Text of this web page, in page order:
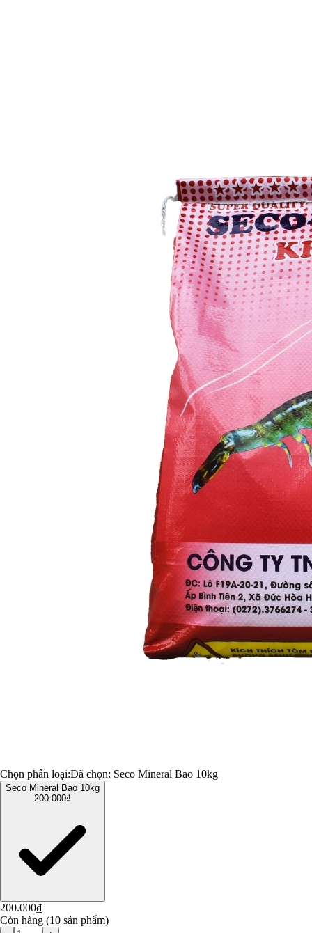
Chọn phân loại:Đã chọn: Seco Mineral Bao 10kg
Seco Mineral Bao 10kg
200.000₫
200.000₫
Còn hàng (10 sản phẩm)